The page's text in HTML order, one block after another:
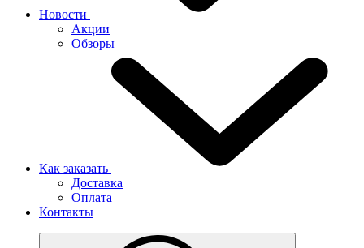
Новости
Акции
Обзоры
Как заказать
Доставка
Оплата
Контакты